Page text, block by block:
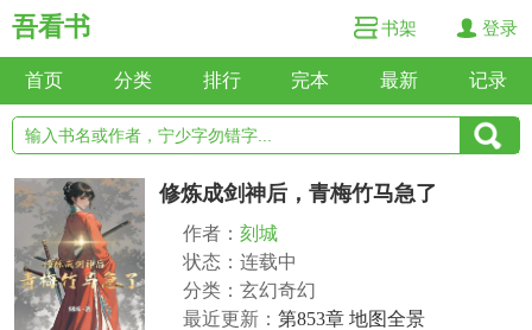
吾看书 书架 登录
首页 分类 排行 完本 最新 记录
修炼成剑神后，青梅竹马急了
作者： 刻城
状态：连载中
分类：玄幻奇幻
最近更新： 第853章 地图全景